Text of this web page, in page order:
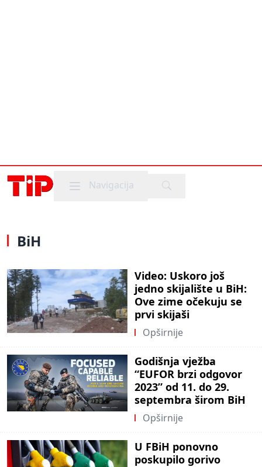
Mobile menu
Navigacija
BiH
Video: Uskoro još
jedno skijalište u BiH:
Ove zime očekuju se
prvi skijaši
Opširnije
Godišnja vježba
“EUFOR brzi odgovor
2023” od 11. do 29.
septembra širom BiH
Opširnije
U FBiH ponovno
poskupilo gorivo